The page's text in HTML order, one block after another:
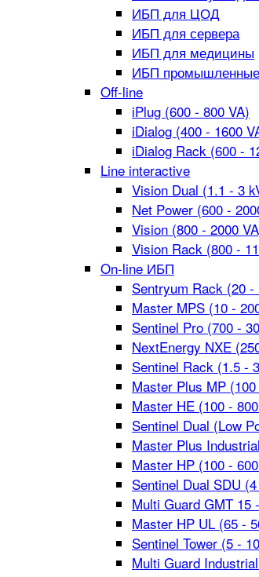
ИБП для ЦОД
ИБП для сервера
ИБП для медицины
ИБП промышленные
Off-line
iPlug (600 - 800 VA)
iDialog (400 - 1600
iDialog Rack (600 -
Line interactive
Vision Dual (1.1 - 3
Net Power (600 -
Vision (800 - 2000
Vision Rack (800 -
On-line ИБП
Sentryum Rack (20 -
Master MPS (10 -
Sentinel Pro (700 -
NextEnergy NXE
Sentinel Rack (1.5 -
Master Plus MP
Master HE (100 -
Sentinel Dual (Low
Master Plus
Master HP (100 -
Sentinel Dual SDU
Multi Guard GMT 15
Master HP UL (65 -
Sentinel Tower (5 -
Multi Guard